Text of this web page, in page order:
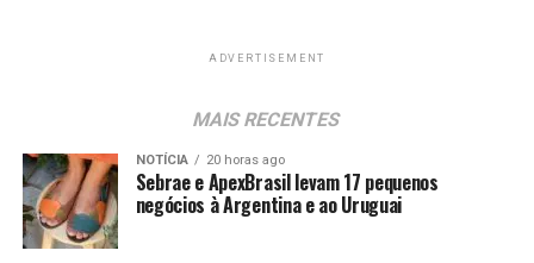
ADVERTISEMENT
MAIS RECENTES
NOTÍCIA 20 horas ago
Sebrae e ApexBrasil levam 17 pequenos
negócios à Argentina e ao Uruguai